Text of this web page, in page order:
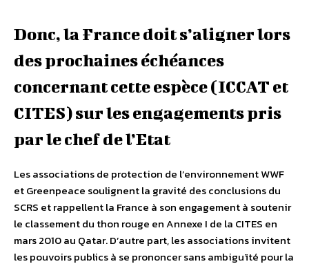
Donc, la France doit s’aligner lors
des prochaines échéances
concernant cette espèce (ICCAT et
CITES) sur les engagements pris
par le chef de l’Etat
Les associations de protection de l’environnement WWF
et Greenpeace soulignent la gravité des conclusions du
SCRS et rappellent la France à son engagement à soutenir
le classement du thon rouge en Annexe I de la CITES en
mars 2010 au Qatar. D’autre part, les associations invitent
les pouvoirs publics à se prononcer sans ambiguïté pour la